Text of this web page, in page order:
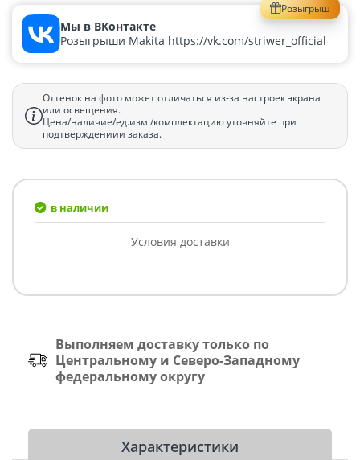
Розыгрыш
Мы в ВКонтакте
Розыгрыши Makita https://vk.com/striwer_official
Оттенок на фото может отличаться из-за настроек экрана
или освещения.
Цена/наличие/ед.изм./комплектацию уточняйте при
подтверждениии заказа.
в наличии
Условия доставки
Выполняем доставку только по
Центральному и Северо-Западному
федеральному округу
Характеристики